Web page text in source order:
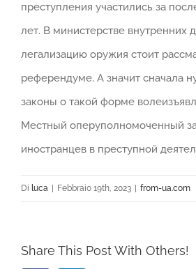
преступления участились за
лет. В министерстве внутренних
легализацию оружия стоит
референдуме. А значит сначала
законы о такой форме
Местный оперуполномоченный
иностранцев в преступной
Di luca Febbraio 19th, 2023 from-ua.com
Share This Post With Others!